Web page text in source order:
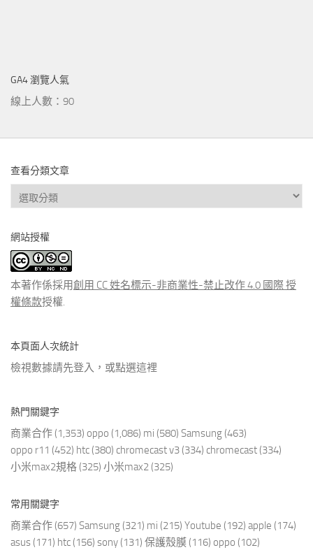
GA4 瀏覽人氣
線上人數：90
查看分類文章
查
看
類
文
章
網站授權
本著作係採用創用 CC 姓名標示-非商業性-禁止改作 4.0 國際 授
權條款授權.
本頁面人次統計
檢視數據請先登入，或點選這裡
熱門關鍵字
商業合作 (1,353) oppo (1,086) mi (580) Samsung (463)
oppo r11 (452) htc (380) chromecast v3 (334) chromecast (334)
小米max2規格 (325) 小米max2 (325)
常用關鍵字
商業合作 (657) Samsung (321) mi (215) Youtube (192) apple (174)
asus (171) htc (156) sony (131) 保護殼膜 (116) oppo (102)